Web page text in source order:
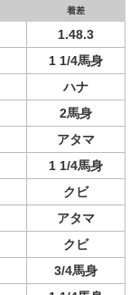
着差
1.48.3
1 1/4馬身
ハナ
2馬身
アタマ
1 1/4馬身
クビ
アタマ
クビ
3/4馬身